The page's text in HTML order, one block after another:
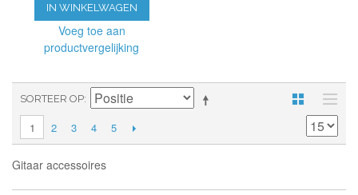
IN WINKELWAGEN
Voeg toe aan
productvergelijking
SORTEER OP
1 2 3 4 5
Gitaar accessoires